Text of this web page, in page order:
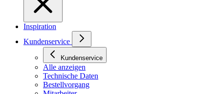
Inspiration
Kundenservice
Kundenservice
Alle anzeigen
Technische Daten
Bestellvorgang